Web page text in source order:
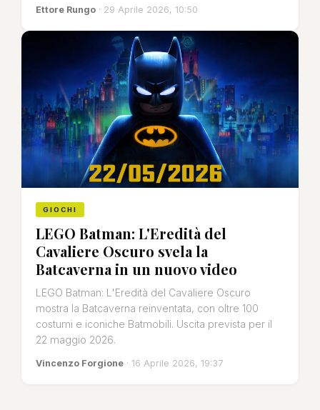
Ettore Rungo · 29 Aprile 2026, 10:50
GIOCHI
LEGO Batman: L'Eredità del
Cavaliere Oscuro svela la
Batcaverna in un nuovo video
LEGO Batman: L'Eredità del Cavaliere Oscuro
mostra la Batcaverna reinventata, con oltre 100
costumi e iconiche Batmobili. Uscita prevista per il
22 maggio 2026.
Vincenzo Forgione · 16 Aprile 2026, 19:37